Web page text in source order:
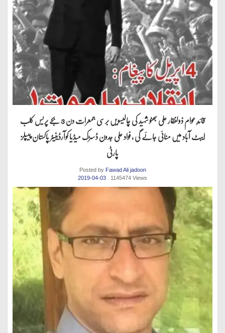
قائدِ عوام ذولفقار علی بھٹو شہید کی چالیسویں برسی جمعرات دن 3 بجے پریس کلب
ایبٹ آباد میں منائی جائے گی ، فواد علی جدون ڈسڑک میڈیا کوآرڈینیٹر پاکستان پیپلز
پارٹی
Posted by Fawad Ali jadoon
2019-04-03
. 1145474 Views